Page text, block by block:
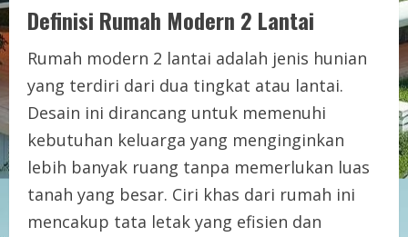
Definisi Rumah Modern 2 Lantai
Rumah modern 2 lantai adalah jenis hunian
yang terdiri dari dua tingkat atau lantai.
Desain ini dirancang untuk memenuhi
kebutuhan keluarga yang menginginkan
lebih banyak ruang tanpa memerlukan luas
tanah yang besar. Ciri khas dari rumah ini
mencakup tata letak yang efisien dan